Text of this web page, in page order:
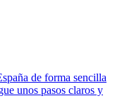
de forma sencilla
unos pasos claros y